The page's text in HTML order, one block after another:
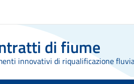
di fiume
innovativi di riqualificazione